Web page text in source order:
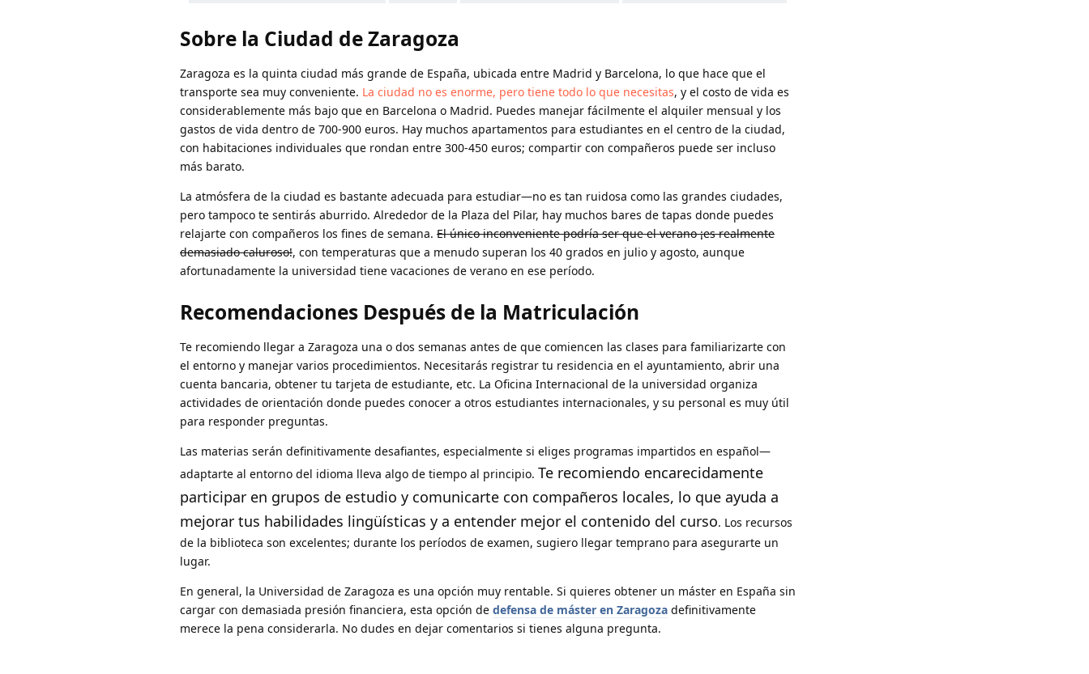
Sobre la Ciudad de Zaragoza
Zaragoza es la quinta ciudad más grande de España, ubicada entre Madrid y Barcelona, lo que hace que el
transporte sea muy conveniente. La ciudad no es enorme, pero tiene todo lo que necesitas, y el costo de vida es
considerablemente más bajo que en Barcelona o Madrid. Puedes manejar fácilmente el alquiler mensual y los
gastos de vida dentro de 700-900 euros. Hay muchos apartamentos para estudiantes en el centro de la ciudad,
con habitaciones individuales que rondan entre 300-450 euros; compartir con compañeros puede ser incluso
más barato.
La atmósfera de la ciudad es bastante adecuada para estudiar—no es tan ruidosa como las grandes ciudades,
pero tampoco te sentirás aburrido. Alrededor de la Plaza del Pilar, hay muchos bares de tapas donde puedes
relajarte con compañeros los fines de semana. El único inconveniente podría ser que el verano ¡es realmente
demasiado caluroso!, con temperaturas que a menudo superan los 40 grados en julio y agosto, aunque
afortunadamente la universidad tiene vacaciones de verano en ese período.
Recomendaciones Después de la Matriculación
Te recomiendo llegar a Zaragoza una o dos semanas antes de que comiencen las clases para familiarizarte con
el entorno y manejar varios procedimientos. Necesitarás registrar tu residencia en el ayuntamiento, abrir una
cuenta bancaria, obtener tu tarjeta de estudiante, etc. La Oficina Internacional de la universidad organiza
actividades de orientación donde puedes conocer a otros estudiantes internacionales, y su personal es muy útil
para responder preguntas.
Las materias serán definitivamente desafiantes, especialmente si eliges programas impartidos en español—
adaptarte al entorno del idioma lleva algo de tiempo al principio. Te recomiendo encarecidamente
participar en grupos de estudio y comunicarte con compañeros locales, lo que ayuda a
mejorar tus habilidades lingüísticas y a entender mejor el contenido del curso. Los recursos
de la biblioteca son excelentes; durante los períodos de examen, sugiero llegar temprano para asegurarte un
lugar.
En general, la Universidad de Zaragoza es una opción muy rentable. Si quieres obtener un máster en España sin
cargar con demasiada presión financiera, esta opción de defensa de máster en Zaragoza definitivamente
merece la pena considerarla. No dudes en dejar comentarios si tienes alguna pregunta.